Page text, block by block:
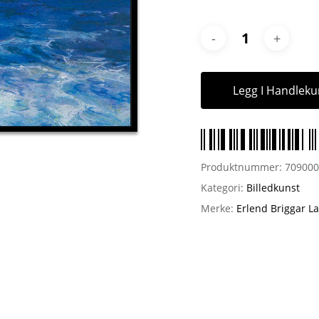
Legg I
Produktnummer:
Kategori: Billedkunst
Merke: Erlend Briggar